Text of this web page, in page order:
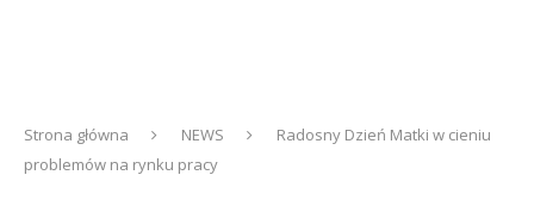
Strona główna NEWS
Radosny Dzień Matki w cieniu
problemów na rynku pracy